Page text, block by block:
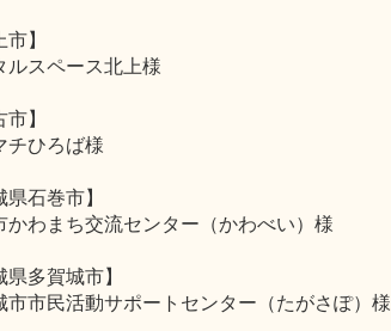
市】
ルスペース北上様
市】
チひろば様
県石巻市】
かわまち交流センター（かわべい）様
県多賀城市】
市市民活動サポートセンター（たがさぽ）様